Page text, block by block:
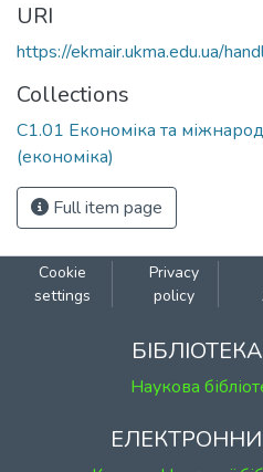
URI
https://ekmair.ukma.edu.ua/
Collections
С1.01 Економіка та
(економіка)
Full item page
Cookie
settings
Privacy
policy
Наукова